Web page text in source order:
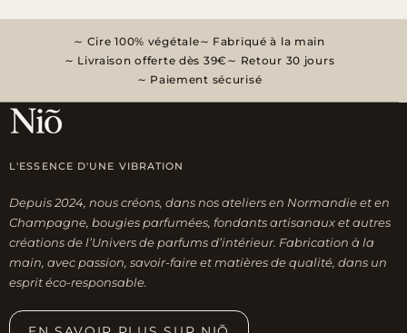
Cire 100% végétale
Fabriqué à la main
Livraison offerte dès 39€
Retour 30 jours
Paiement sécurisé
L'ESSENCE D'UNE VIBRATION
Depuis 2024, nous créons, dans nos ateliers en Normandie et en
Champagne, bougies parfumées, fondants artisanaux et autres
créations de l’Univers de parfums d’intérieur. Fabrication à la
main, avec passion, savoir-faire et matières de qualité, dans un
esprit éco-responsable.